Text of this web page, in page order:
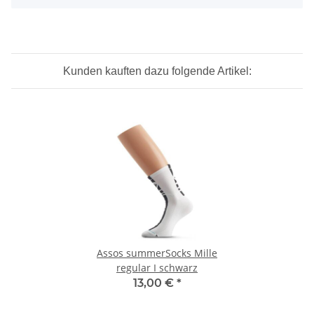
Kunden kauften dazu folgende Artikel:
Assos summerSocks Mille
regular I schwarz
13,00 € *